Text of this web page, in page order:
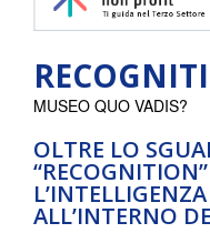
OLTRE LO
ALL’INTERNO
MUSEO QUO VADIS?